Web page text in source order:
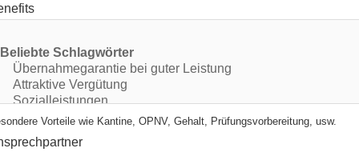
Vorteile wie Kantine, OPNV, Gehalt, Prüfungsvorbereitung, usw.